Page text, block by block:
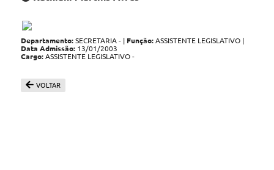
Contas Públicas
Arquivos para Download
Departamento: SECRETARIA - | Função: ASSISTENTE LEGISLATIVO |
Data Admissão: 13/01/2003
Cargo: ASSISTENTE LEGISLATIVO -
VOLTAR